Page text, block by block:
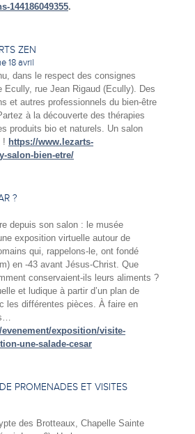
144186049355.
ZEN
18 avril
dans le respect des consignes
Ecully, rue Jean Rigaud (Ecully). Des
et autres professionnels du bien-être
à la découverte des thérapies
produits bio et naturels. Un salon
! https://www.lezarts-
salon-bien-etre/
?
depuis son salon : le musée
exposition virtuelle autour de
qui, rappelons-le, ont fondé
en -43 avant Jésus-Christ. Que
conservaient-ils leurs aliments ?
et ludique à partir d’un plan de
les différentes pièces. À faire en
exposition/visite-
une-salade-cesar
PROMENADES ET VISITES
des Brotteaux, Chapelle Sainte